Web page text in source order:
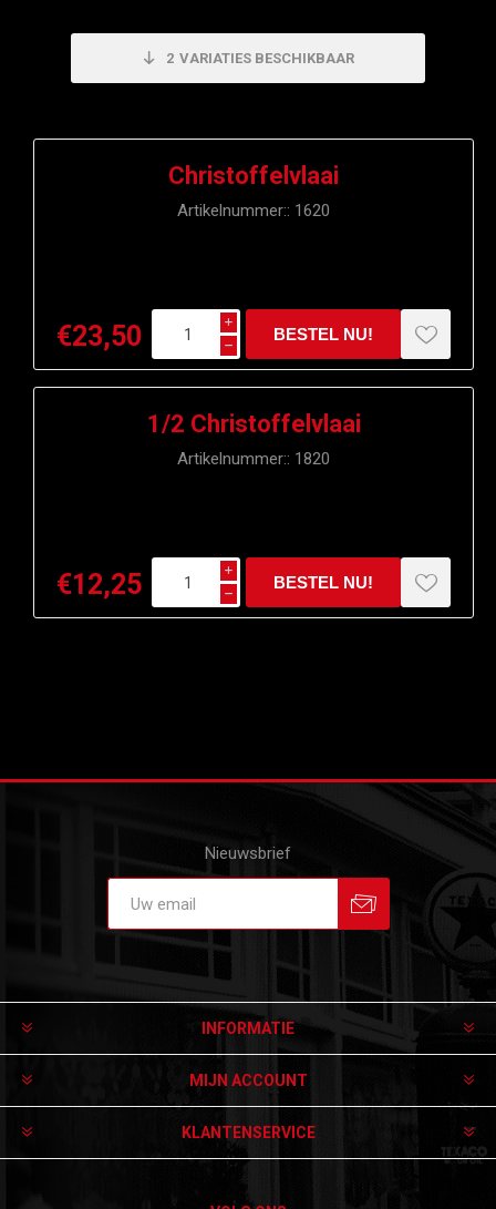
2 VARIATIES BESCHIKBAAR
Christoffelvlaai
Artikelnummer:: 1620
€23,50 i
h
1/2 Christoffelvlaai
Artikelnummer:: 1820
€12,25 i
h
Nieuwsbrief
INFORMATIE
MIJN ACCOUNT
KLANTENSERVICE